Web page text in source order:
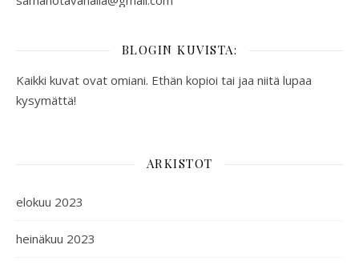
BLOGIN KUVISTA:
Kaikki kuvat ovat omiani. Ethän kopioi tai jaa niitä lupaa
kysymättä!
ARKISTOT
elokuu 2023
heinäkuu 2023